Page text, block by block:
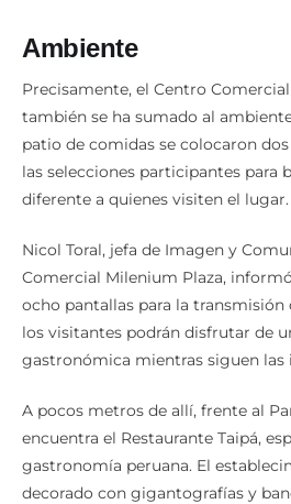
Ambiente
Precisamente, el Centro
también se ha sumado al
patio de comidas se colocaron
las selecciones participantes para
diferente a quienes visiten el lugar.
Nicol Toral, jefa de Imagen y
Comercial Milenium Plaza,
ocho pantallas para la transmisión
los visitantes podrán disfrutar de
gastronómica mientras siguen las
A pocos metros de allí, frente al
encuentra el Restaurante Taipá,
gastronomía peruana. El
decorado con gigantografías y